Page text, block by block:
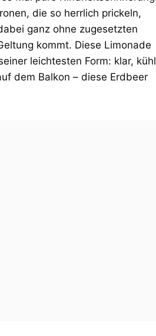
die so herrlich prickeln,
ganz ohne zugesetzten
kommt. Diese Limonade
leichtesten Form: klar, kühl
dem Balkon – diese Erdbeer